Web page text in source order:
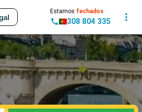
Estamos fechados
308 804 335